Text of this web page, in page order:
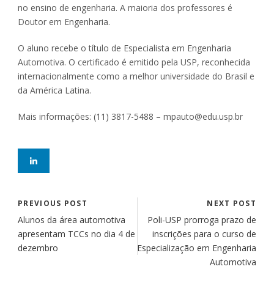
no ensino de engenharia. A maioria dos professores é
Doutor em Engenharia.
O aluno recebe o título de Especialista em Engenharia
Automotiva. O certificado é emitido pela USP, reconhecida
internacionalmente como a melhor universidade do Brasil e
da América Latina.
Mais informações: (11) 3817-5488 – mpauto@edu.usp.br
PREVIOUS POST
Alunos da área automotiva
apresentam TCCs no dia 4 de
dezembro
NEXT POST
Poli-USP prorroga prazo de
inscrições para o curso de
Especialização em Engenharia
Automotiva